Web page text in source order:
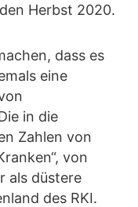
Herbst 2020.
dass es
eine
in die
Zahlen von
von
als düstere
des RKI.